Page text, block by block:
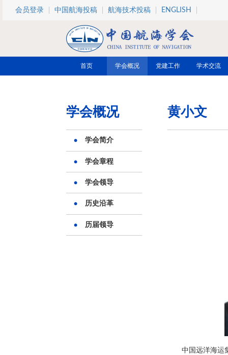
跳转到主要内容
会员登录 中国航海投稿 航海技术投稿 ENGLISH
首页 学会概况 党建工作 学术交流
学会概况
学会简介
学会章程
学会领导
历史沿革
历届领导
黄小文
中国远洋海运